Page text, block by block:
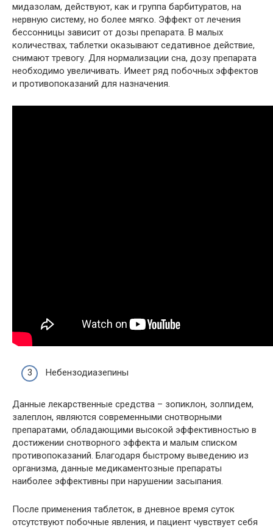
мидазолам, действуют, как и группа барбитуратов, на
нервную систему, но более мягко. Эффект от лечения
бессонницы зависит от дозы препарата. В малых
количествах, таблетки оказывают седативное действие,
снимают тревогу. Для нормализации сна, дозу препарата
необходимо увеличивать. Имеет ряд побочных эффектов
и противопоказаний для назначения.
Небензодиазепины
Данные лекарственные средства – зопиклон, золпидем,
залеплон, являются современными снотворными
препаратами, обладающими высокой эффективностью в
достижении снотворного эффекта и малым списком
противопоказаний. Благодаря быстрому выведению из
организма, данные медикаментозные препараты
наиболее эффективны при нарушении засыпания.
После применения таблеток, в дневное время суток
отсутствуют побочные явления, и пациент чувствует себя